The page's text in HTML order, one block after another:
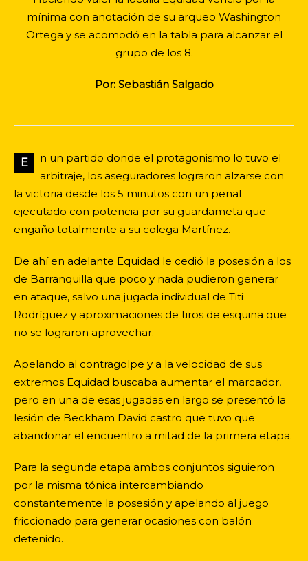
mínima con anotación de su arqueo Washington
Ortega y se acomodó en la tabla para alcanzar el
grupo de los 8.
Por: Sebastián Salgado
E
n un partido donde el protagonismo lo tuvo el
arbitraje, los aseguradores lograron alzarse con
la victoria desde los 5 minutos con un penal
ejecutado con potencia por su guardameta que
engaño totalmente a su colega Martínez.
De ahí en adelante Equidad le cedió la posesión a los
de Barranquilla que poco y nada pudieron generar
en ataque, salvo una jugada individual de Titi
Rodríguez y aproximaciones de tiros de esquina que
no se lograron aprovechar.
Apelando al contragolpe y a la velocidad de sus
extremos Equidad buscaba aumentar el marcador,
pero en una de esas jugadas en largo se presentó la
lesión de Beckham David castro que tuvo que
abandonar el encuentro a mitad de la primera etapa.
Para la segunda etapa ambos conjuntos siguieron
por la misma tónica intercambiando
constantemente la posesión y apelando al juego
friccionado para generar ocasiones con balón
detenido.